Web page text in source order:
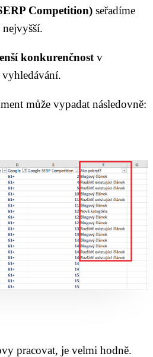
Competition) seřadíme
nejvyšší.
konkurenčnostv
může vypadat následovně:
pracovat, je velmi hodně.